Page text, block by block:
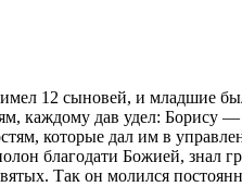
12 сыновей, и младшие
каждому дав удел: Борису
которые дал им в
благодати Божией, знал
Так он молился